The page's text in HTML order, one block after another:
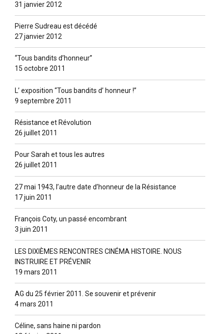
31 janvier 2012
Pierre Sudreau est décédé
27 janvier 2012
“Tous bandits d’honneur”
15 octobre 2011
L’ exposition “Tous bandits d’ honneur !”
9 septembre 2011
Résistance et Révolution
26 juillet 2011
Pour Sarah et tous les autres
26 juillet 2011
27 mai 1943, l’autre date d’honneur de la Résistance
17 juin 2011
François Coty, un passé encombrant
3 juin 2011
LES DIXIÈMES RENCONTRES CINÉMA HISTOIRE. NOUS
INSTRUIRE ET PRÉVENIR
19 mars 2011
AG du 25 février 2011. Se souvenir et prévenir
4 mars 2011
Céline, sans haine ni pardon